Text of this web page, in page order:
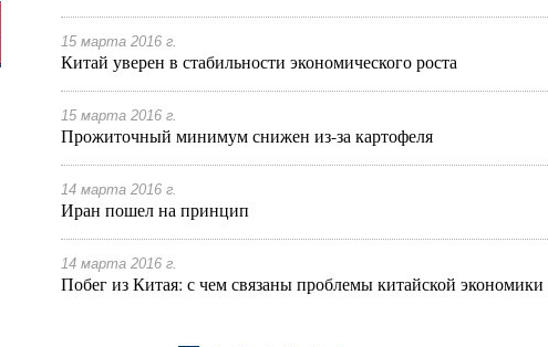
15 марта 2016 г.
Китай уверен в стабильности экономического роста
15 марта 2016 г.
Прожиточный минимум снижен из-за картофеля
14 марта 2016 г.
Иран пошел на принцип
14 марта 2016 г.
Побег из Китая: с чем связаны проблемы китайской экономики